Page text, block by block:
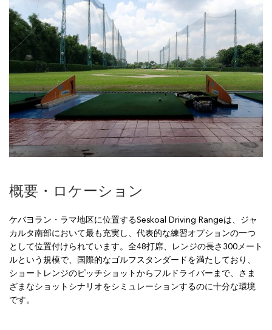
概要・ロケーション
ケバヨラン・ラマ地区に位置するSeskoal Driving Rangeは、ジャ
カルタ南部において最も充実し、代表的な練習オプションの一つ
として位置付けられています。全48打席、レンジの長さ300メート
ルという規模で、国際的なゴルフスタンダードを満たしており、
ショートレンジのピッチショットからフルドライバーまで、さま
ざまなショットシナリオをシミュレーションするのに十分な環境
です。